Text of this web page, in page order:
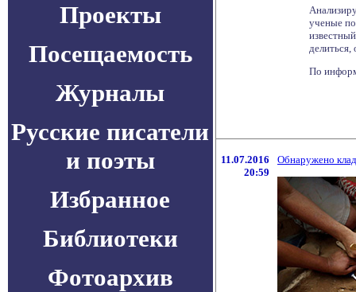
Проекты
Посещаемость
Журналы
Русские писатели
и поэты
Избранное
Библиотеки
Фотоархив
ученые
делиться,
По
11.07.2016
20:59
Обнаружено